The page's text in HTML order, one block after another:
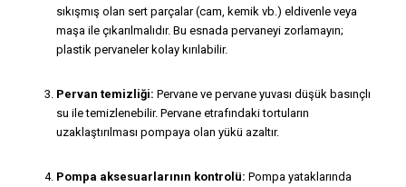
sıkışmış olan sert parçalar (cam, kemik vb.) eldivenle veya
maşa ile çıkarılmalıdır. Bu esnada pervaneyi zorlamayın;
plastik pervaneler kolay kırılabilir.
Pervan temizliği: Pervane ve pervane yuvası düşük basınçlı
su ile temizlenebilir. Pervane etrafındaki tortuların
uzaklaştırılması pompaya olan yükü azaltır.
Pompa aksesuarlarının kontrolü: Pompa yataklarında